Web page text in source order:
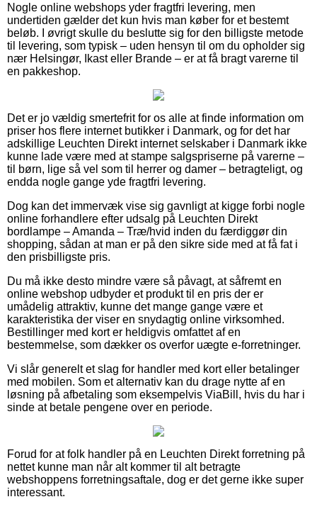
Nogle online webshops yder fragtfri levering, men
undertiden gælder det kun hvis man køber for et bestemt
beløb. I øvrigt skulle du beslutte sig for den billigste metode
til levering, som typisk – uden hensyn til om du opholder sig
nær Helsingør, Ikast eller Brande – er at få bragt varerne til
en pakkeshop.
Det er jo vældig smertefrit for os alle at finde information om
priser hos flere internet butikker i Danmark, og for det har
adskillige Leuchten Direkt internet selskaber i Danmark ikke
kunne lade være med at stampe salgspriserne på varerne –
til børn, lige så vel som til herrer og damer – betragteligt, og
endda nogle gange yde fragtfri levering.
Dog kan det immervæk vise sig gavnligt at kigge forbi nogle
online forhandlere efter udsalg på Leuchten Direkt
bordlampe – Amanda – Træ/hvid inden du færdiggør din
shopping, sådan at man er på den sikre side med at få fat i
den prisbilligste pris.
Du må ikke desto mindre være så påvagt, at såfremt en
online webshop udbyder et produkt til en pris der er
umådelig attraktiv, kunne det mange gange være et
karakteristika der viser en snydagtig online virksomhed.
Bestillinger med kort er heldigvis omfattet af en
bestemmelse, som dækker os overfor uægte e-forretninger.
Vi slår generelt et slag for handler med kort eller betalinger
med mobilen. Som et alternativ kan du drage nytte af en
løsning på afbetaling som eksempelvis ViaBill, hvis du har i
sinde at betale pengene over en periode.
Forud for at folk handler på en Leuchten Direkt forretning på
nettet kunne man når alt kommer til alt betragte
webshoppens forretningsaftale, dog er det gerne ikke super
interessant.